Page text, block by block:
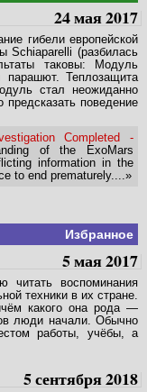
24 мая 2017
гибели европейской
Schiaparelli (разбилась
таковы: Модуль
Теплозащита
стал неожиданно
поведение
Completed -
of the ExoMars
information in the
to end prematurely....»
Избранное
5 мая 2017
воспоминания
техники в их стране.
какого она рода —
люди начали. Обычно
работы, учёбы, а
5 сентября 2018